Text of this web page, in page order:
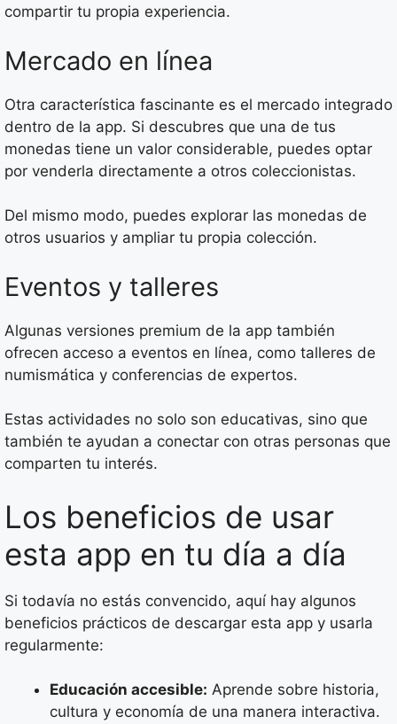
compartir tu propia experiencia.
Mercado en línea
Otra característica fascinante es el mercado integrado
dentro de la app. Si descubres que una de tus
monedas tiene un valor considerable, puedes optar
por venderla directamente a otros coleccionistas.
Del mismo modo, puedes explorar las monedas de
otros usuarios y ampliar tu propia colección.
Eventos y talleres
Algunas versiones premium de la app también
ofrecen acceso a eventos en línea, como talleres de
numismática y conferencias de expertos.
Estas actividades no solo son educativas, sino que
también te ayudan a conectar con otras personas que
comparten tu interés.
Los beneficios de usar
esta app en tu día a día
Si todavía no estás convencido, aquí hay algunos
beneficios prácticos de descargar esta app y usarla
regularmente:
Educación accesible: Aprende sobre historia,
cultura y economía de una manera interactiva.